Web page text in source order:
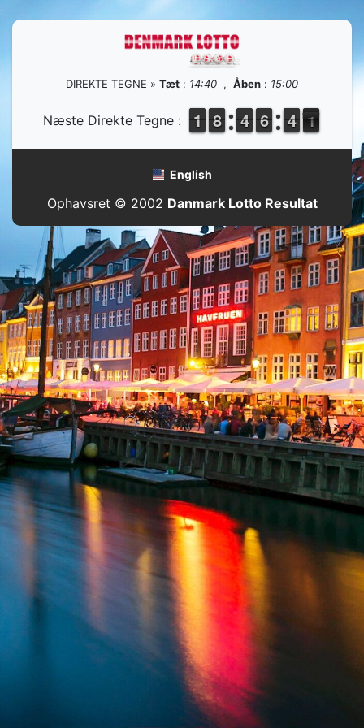
DIREKTE TEGNE » Tæt : 14:40 , Åben : 15:00
Næste Direkte Tegne : 1
1
1
1 7
7
8
8 3
3
4
4 5
5
6
6 3
3
4
4 1
0
0
English
Ophavsret © 2002 Danmark Lotto Resultat